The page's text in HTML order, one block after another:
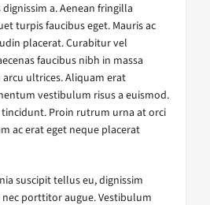
a. Aenean fringilla
turpis faucibus eget. Mauris ac
placerat. Curabitur vel
faucibus nibh in massa
ultrices. Aliquam erat
vestibulum risus a euismod.
Proin rutrum urna at orci
ac erat eget neque placerat
suscipit tellus eu, dignissim
porttitor augue. Vestibulum